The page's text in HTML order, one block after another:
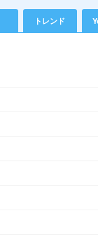
トレンド